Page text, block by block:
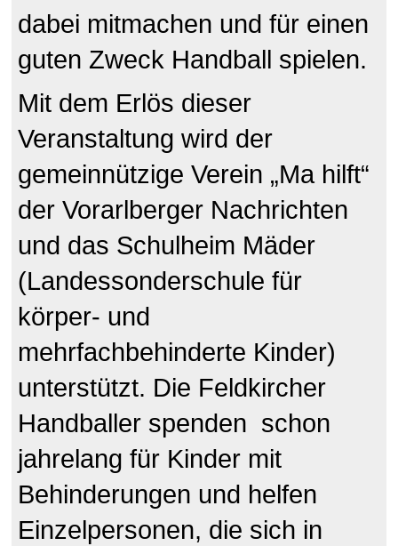
dabei mitmachen und für einen
guten Zweck Handball spielen.
Mit dem Erlös dieser
Veranstaltung wird der
gemeinnützige Verein „Ma hilft“
der Vorarlberger Nachrichten
und das Schulheim Mäder
(Landessonderschule für
körper- und
mehrfachbehinderte Kinder)
unterstützt. Die Feldkircher
Handballer spenden schon
jahrelang für Kinder mit
Behinderungen und helfen
Einzelpersonen, die sich in